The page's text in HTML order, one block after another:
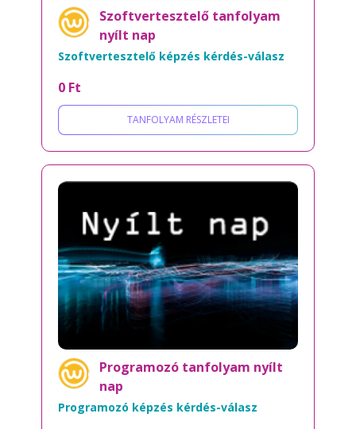
Szoftvertesztelő tanfolyam
nyílt nap
Szoftvertesztelő képzés kérdés-válasz
0 Ft
TANFOLYAM RÉSZLETEI
Programozó tanfolyam nyílt
nap
Programozó képzés kérdés-válasz